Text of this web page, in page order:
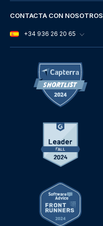
CONTACTA CON NOSOTROS
+34 936 26 20 65